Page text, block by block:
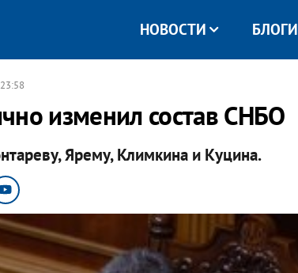
НОВОСТИ БЛОГИ
изменил состав СНБО
Ярему, Климкина и Куцина.